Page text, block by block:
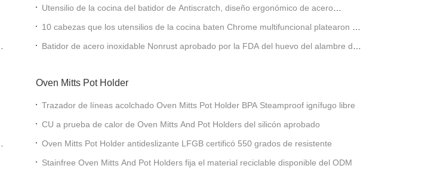
Utensilio de la cocina del batidor de Antiscratch, diseño ergonómico de acero
10 cabezas que los utensilios de la cocina baten Chrome multifuncional platearon el
Batidor de acero inoxidable Nonrust aprobado por la FDA del huevo del alambre del
Oven Mitts Pot Holder
Trazador de líneas acolchado Oven Mitts Pot Holder BPA Steamproof ignífugo libre
CU a prueba de calor de Oven Mitts And Pot Holders del silicón aprobado
Oven Mitts Pot Holder antideslizante LFGB certificó 550 grados de resistente
Stainfree Oven Mitts And Pot Holders fija el material reciclable disponible del ODM